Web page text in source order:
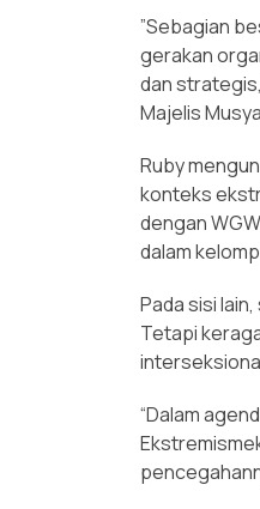
”Sebagian
gerakan
dan
Majelis
Ruby
konteks
dengan
dalam
Pada sisi
Tetapi
“Dalam